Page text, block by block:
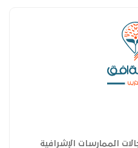
الممارسات الإشرافية